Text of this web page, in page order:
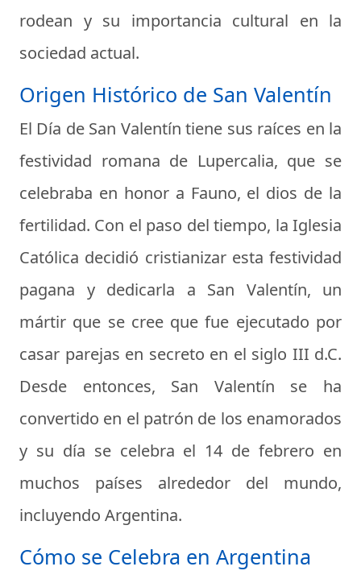
rodean y su importancia cultural en la
sociedad actual.
Origen Histórico de San Valentín
El Día de San Valentín tiene sus raíces en la
festividad romana de Lupercalia, que se
celebraba en honor a Fauno, el dios de la
fertilidad. Con el paso del tiempo, la Iglesia
Católica decidió cristianizar esta festividad
pagana y dedicarla a San Valentín, un
mártir que se cree que fue ejecutado por
casar parejas en secreto en el siglo III d.C.
Desde entonces, San Valentín se ha
convertido en el patrón de los enamorados
y su día se celebra el 14 de febrero en
muchos países alrededor del mundo,
incluyendo Argentina.
Cómo se Celebra en Argentina